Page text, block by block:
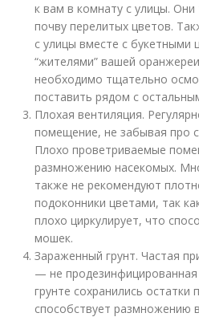
к вам в комнату с улицы.
почву перелитых цветов.
с улицы вместе с букетными
“жителями” вашей
необходимо тщательно
поставить рядом с
Плохая вентиляция.
помещение, не забывая про
Плохо проветриваемые
размножению насекомых.
также не рекомендуют
подоконники цветами, так
плохо циркулирует, что
мошек.
Зараженный грунт. Частая
— не
грунте сохранились остатки
способствует размножению